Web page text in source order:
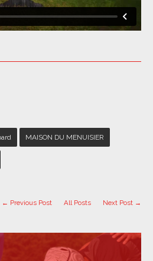
MAISON DU MENUISIER
← Previous Post All Posts Next Post →